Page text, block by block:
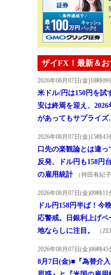
ザイFX！最新＆
2026年08月07日(金)18時09
米ドル/円は150円を試
安は終焉を迎え、
があってもサプライ
2026年08月07日(金)15時43
口先の楽観論とは違
反発、ドル円も158円
の雇用統計
（持田有紀子
2026年08月07日(金)09時11
ドル円158円半ば！
応警戒。日銀利上げ
地ならしに注目。
（
2026年08月07日(金)06時45
8月7日(金)■『為替介